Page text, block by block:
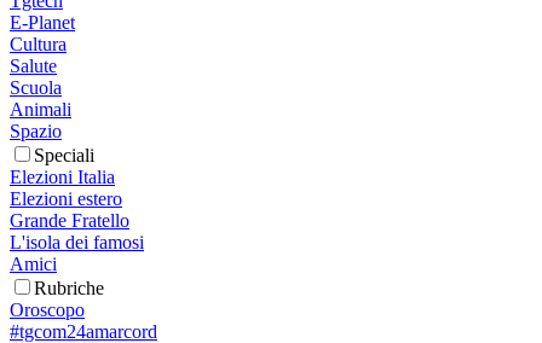
E-Planet
Cultura
Salute
Scuola
Animali
Spazio
Speciali
Elezioni Italia
Elezioni estero
Grande Fratello
L'isola dei famosi
Amici
Rubriche
Oroscopo
#tgcom24amarcord